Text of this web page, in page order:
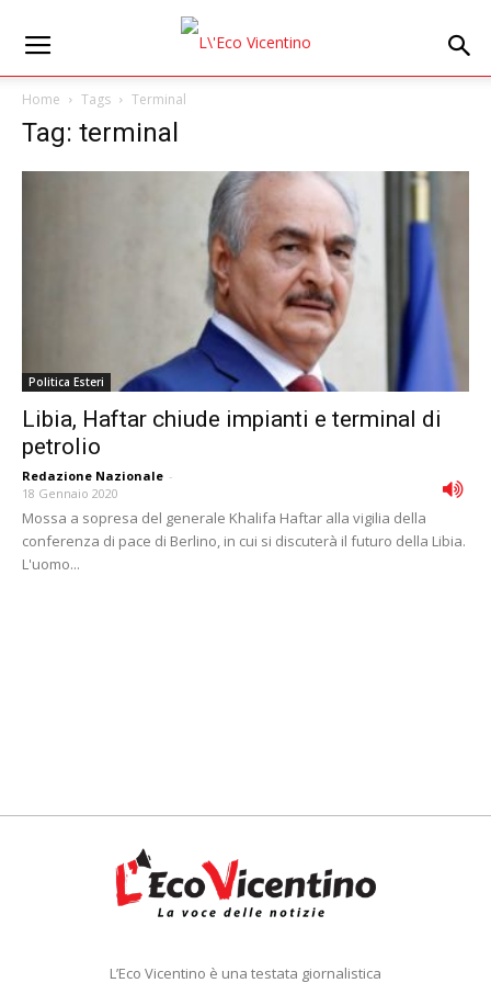
Home Tags Terminal
Tag: terminal
Politica Esteri
Libia, Haftar chiude impianti e terminal di
petrolio
Redazione Nazionale -
18 Gennaio 2020
Mossa a sopresa del generale Khalifa Haftar alla vigilia della
conferenza di pace di Berlino, in cui si discuterà il futuro della Libia.
L'uomo...
L’Eco Vicentino è una testata giornalistica